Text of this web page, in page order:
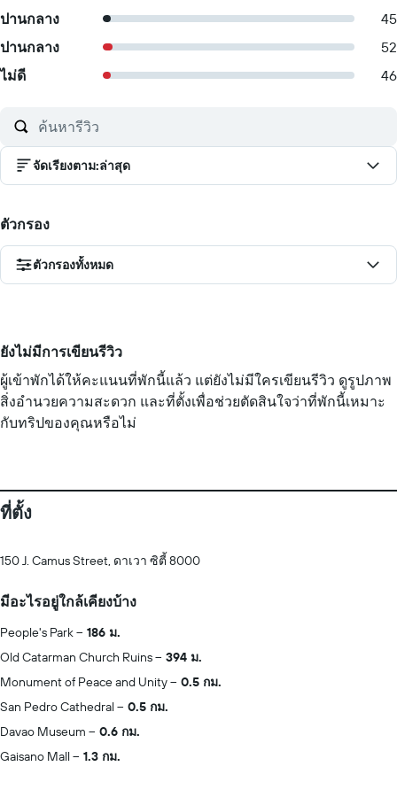
ปานกลาง
45
ปานกลาง
52
ไม่ดี
46
จัดเรียงตาม:ล่าสุด
ตัวกรอง
ตัวกรองทั้งหมด
ยังไม่มีการเขียนรีวิว
ผู้เข้าพักได้ให้คะแนนที่พักนี้แล้ว แต่ยังไม่มีใครเขียนรีวิว ดูรูปภาพ
สิ่งอำนวยความสะดวก และที่ตั้งเพื่อช่วยตัดสินใจว่าที่พักนี้เหมาะ
กับทริปของคุณหรือไม่
ที่ตั้ง
150 J. Camus Street, ดาเวา ซิตี้ 8000
มีอะไรอยู่ใกล้เคียงบ้าง
People's Park
186 ม.
Old Catarman Church Ruins
394 ม.
Monument of Peace and Unity
0.5 กม.
San Pedro Cathedral
0.5 กม.
Davao Museum
0.6 กม.
Gaisano Mall
1.3 กม.